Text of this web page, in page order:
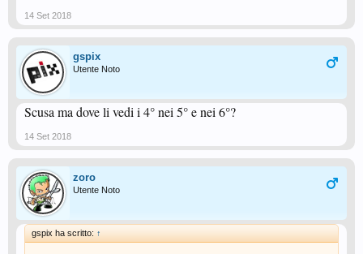
14 Set 2018
gspix
Utente Noto
Scusa ma dove li vedi i 4° nei 5° e nei 6°?
14 Set 2018
zoro
Utente Noto
gspix ha scritto: ↑